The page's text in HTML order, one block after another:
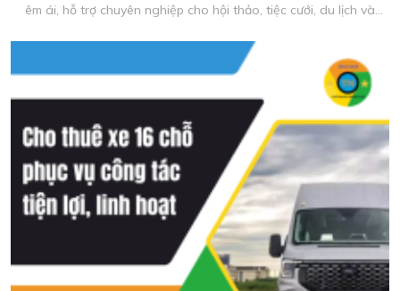
êm ái, hỗ trợ chuyên nghiệp cho hội thảo, tiệc cưới, du lịch và